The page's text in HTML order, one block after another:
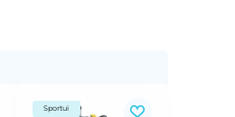
Sportui